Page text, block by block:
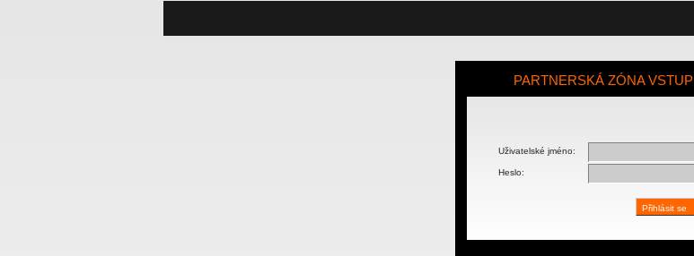
PARTNERSKÁ ZÓNA VSTUP
Uživatelské jméno:
Heslo: